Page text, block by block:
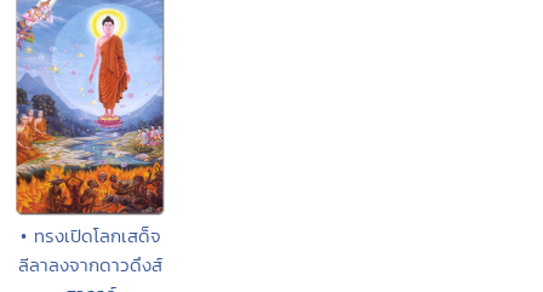
• ทรงเปิดโลกเสด็จ
ลีลาลงจากดาวดึงส์